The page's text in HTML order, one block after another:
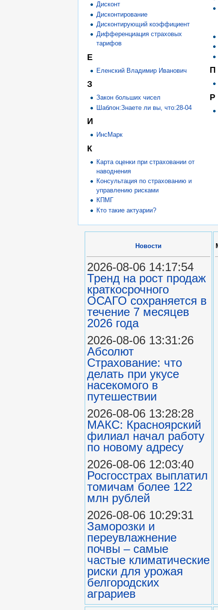
Дисконт
Дисконтирование
Дисконтирующий коэффициент
Дифференциация страховых
тарифов
Е
Еленский Владимир Иванович
З
Закон больших чисел
Шаблон:Знаете ли вы, что:28-04
И
ИнсМарк
К
Карта оценки при страховании от
наводнения
Консультация по страхованию и
управлению рисками
КПМГ
Кто такие актуарии?
П
Р
Новости
2026-08-06 14:17:54
Тренд на рост продаж
краткосрочного
ОСАГО сохраняется в
течение 7 месяцев
2026 года
2026-08-06 13:31:26
Абсолют
Страхование: что
делать при укусе
насекомого в
путешествии
2026-08-06 13:28:28
МАКС: Красноярский
филиал начал работу
по новому адресу
2026-08-06 12:03:40
Росгосстрах выплатил
томичам более 122
млн рублей
2026-08-06 10:29:31
Заморозки и
переувлажнение
почвы – самые
частые климатические
риски для урожая
белгородских
аграриев